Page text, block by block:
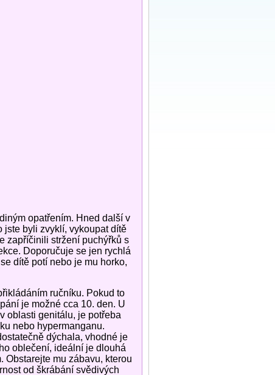
opatřením. Hned další v
jste byli zvyklí, vykoupat dítě
zapříčinili stržení puchýřků s
Doporučuje se jen rychlá
dítě potí nebo je mu horko,
ručníku. Pokud to
je možné cca 10. den. U
oblasti genitálu, je potřeba
nebo hypermanganu.
dýchala, vhodné je
oblečení, ideální je dlouhá
Obstarejte mu zábavu, kterou
od škrábání svědivých